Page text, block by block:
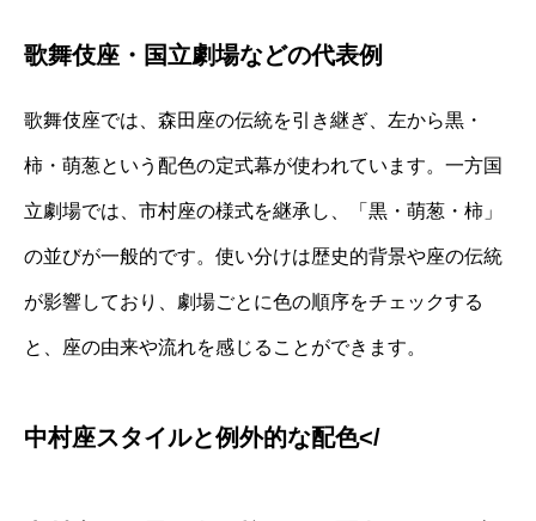
歌舞伎座・国立劇場などの代表例
歌舞伎座では、森田座の伝統を引き継ぎ、左から黒・
柿・萌葱という配色の定式幕が使われています。一方国
立劇場では、市村座の様式を継承し、「黒・萌葱・柿」
の並びが一般的です。使い分けは歴史的背景や座の伝統
が影響しており、劇場ごとに色の順序をチェックする
と、座の由来や流れを感じることができます。
中村座スタイルと例外的な配色</